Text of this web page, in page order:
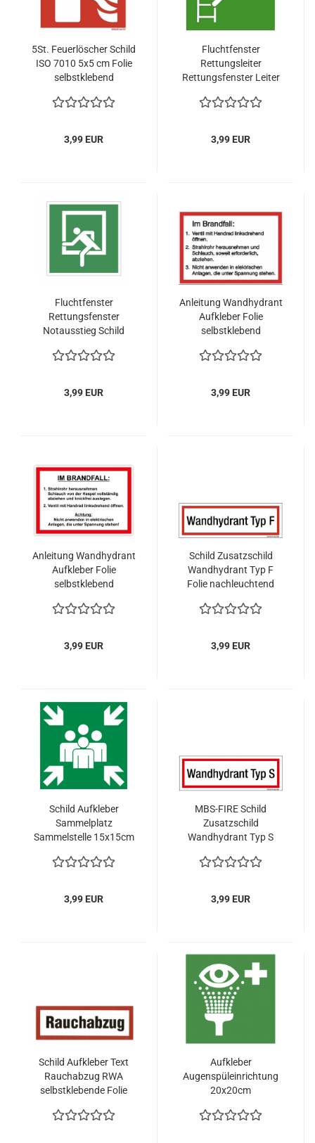
5St. Feuerlöscher Schild
ISO 7010 5x5 cm Folie
selbstklebend
3,99 EUR
Fluchtfenster
Rettungsleiter
Rettungsfenster Leiter
200x 200mm
3,99 EUR
Fluchtfenster
Rettungsfenster
Notausstieg Schild
3,99 EUR
Anleitung Wandhydrant
Aufkleber Folie
selbstklebend
3,99 EUR
Anleitung Wandhydrant
Aufkleber Folie
selbstklebend
3,99 EUR
Schild Zusatzschild
Wandhydrant Typ F
Folie nachleuchtend
200x75mm
3,99 EUR
Schild Aufkleber
Sammelplatz
Sammelstelle 15x15cm
DIN
3,99 EUR
MBS-FIRE Schild
Zusatzschild
Wandhydrant Typ S
20x7,5cm
3,99 EUR
Schild Aufkleber Text
Rauchabzug RWA
selbstklebende Folie
Aufkleber
Augenspüleinrichtung
20x20cm